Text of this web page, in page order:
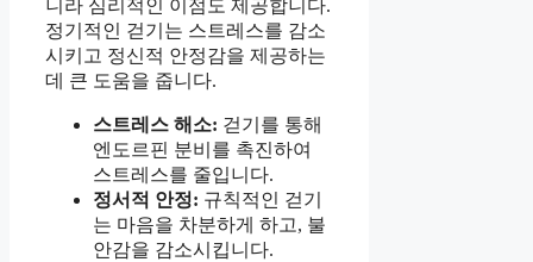
니라 심리적인 이점도 제공합니다.
정기적인 걷기는 스트레스를 감소
시키고 정신적 안정감을 제공하는
데 큰 도움을 줍니다.
스트레스 해소: 걷기를 통해
엔도르핀 분비를 촉진하여
스트레스를 줄입니다.
정서적 안정: 규칙적인 걷기
는 마음을 차분하게 하고, 불
안감을 감소시킵니다.